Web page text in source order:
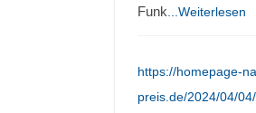
Funk ...Weiterlesen
https://homepage-
preis.de/2024/04/